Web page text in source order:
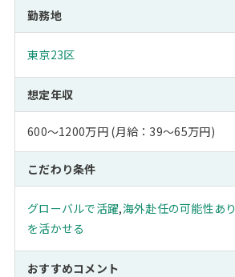
勤務地
東京23区
想定年収
600～1200万円 (月給：39～65万円)
こだわり条件
グローバルで活躍,海外赴任の可能性あり
を活かせる
おすすめコメント